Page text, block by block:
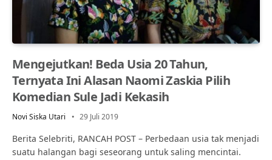
Mengejutkan! Beda Usia 20 Tahun,
Ternyata Ini Alasan Naomi Zaskia Pilih
Komedian Sule Jadi Kekasih
Novi Siska Utari 29 Juli 2019
Berita Selebriti, RANCAH POST – Perbedaan usia tak menjadi
suatu halangan bagi seseorang untuk saling mencintai.